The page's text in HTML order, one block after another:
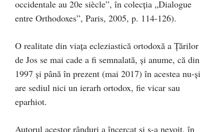
occidentale au 20e siècle”, în colecția „Dialogue
entre Orthodoxes”, Paris, 2005, p. 114-126).
O realitate din viața ecleziastică ortodoxă a Țărilor
de Jos se mai cade a fi semnalată, și anume, că din
1997 și până în prezent (mai 2017) în acestea nu-și
are sediul nici un ierarh ortodox, fie vicar sau
eparhiot.
Autorul acestor rânduri a încercat și s-a nevoit, în